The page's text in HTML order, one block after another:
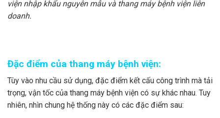
viện nhập khẩu nguyên mẫu và thang máy bệnh viện liên
doanh.
Đặc điểm của thang máy bệnh viện:
Tùy vào nhu cầu sử dụng, đặc điểm kết cấu công trình mà tải
trọng, vận tốc của thang máy bệnh viện có sự khác nhau. Tuy
nhiên, nhìn chung hệ thống này có các đặc điểm sau: